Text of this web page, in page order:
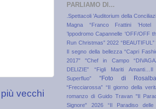
vecchi
PARLIAMO DI...
.Spettacoli ’Auditorium della
Magna “Franco Frattini
’Hotel
’Ippodromo Capannelle 'OFF/OFF
Run Christmas” 2022 “BEAUTIFUL”
Il segno della bellezza “Capri
2017”
"Chef in Campo
DELIZIE”
“Figli Mariti Amanti…Il
Superfluo”
“Foto di
“Frecciarossa” “Il giorno della
romanzo di Guido Travan "Il
Signore" 2026
“Il Paradiso delle